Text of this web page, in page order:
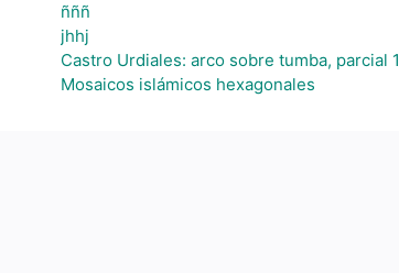
ñññ
jhhj
Castro Urdiales: arco sobre tumba, parcial 1
Mosaicos islámicos hexagonales